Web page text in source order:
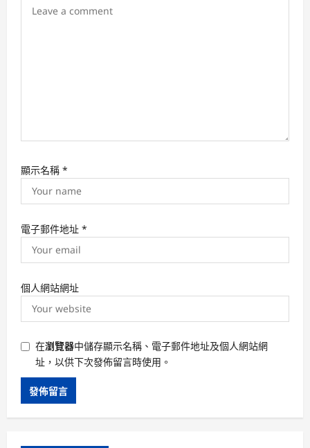
顯示名稱 *
電子郵件地址 *
個人網站網址
在瀏覽器中儲存顯示名稱、電子郵件地址及個人網站網
址，以供下次發佈留言時使用。